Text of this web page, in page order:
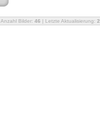
Anzahl Bilder: 46 | Letzte Aktualisierung: